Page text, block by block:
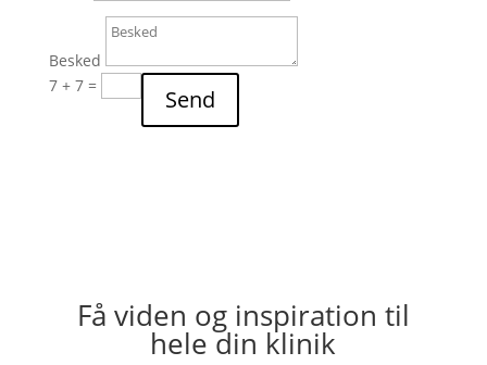
Besked
7 + 7= Send
Få viden og inspiration til
hele din klinik